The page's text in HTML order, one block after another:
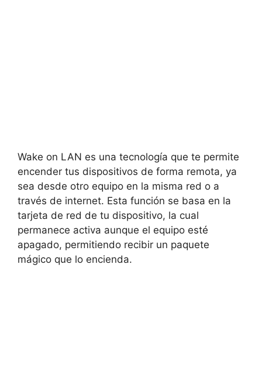
Wake on LAN es una tecnología que te permite
encender tus dispositivos de forma remota, ya
sea desde otro equipo en la misma red o a
través de internet. Esta función se basa en la
tarjeta de red de tu dispositivo, la cual
permanece activa aunque el equipo esté
apagado, permitiendo recibir un paquete
mágico que lo encienda.